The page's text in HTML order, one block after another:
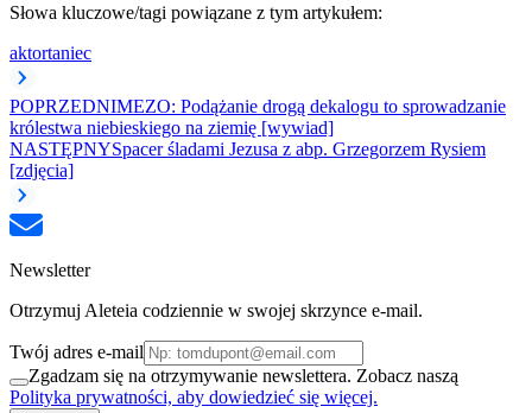
Słowa kluczowe/tagi powiązane z tym artykułem:
aktortaniec
POPRZEDNIMEZO: Podążanie drogą dekalogu to sprowadzanie
królestwa niebieskiego na ziemię [wywiad]
NASTĘPNYSpacer śladami Jezusa z abp. Grzegorzem Rysiem
[zdjęcia]
Newsletter
Otrzymuj Aleteia codziennie w swojej skrzynce e-mail.
Twój adres e-mail
Zgadzam się na otrzymywanie newslettera. Zobacz naszą
Polityka prywatności, aby dowiedzieć się więcej.